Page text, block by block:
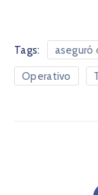
Tags: aseguró
Operativo